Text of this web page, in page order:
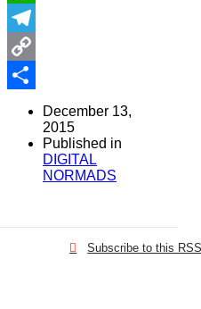
WhatsApp
Telegram
Copy
Share
December 13,
2015
Published in
DIGITAL
NORMADS
Subscribe to this